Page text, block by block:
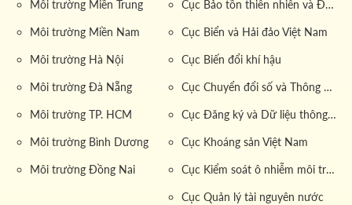
1.2 Dịch vụ cải tạo & sửa chữa nhà toàn
diện
Cải tạo và sửa chữa nhà không chỉ là việc nâng cấp,
điều chỉnh kích thước hay kết cấu ngôi nhà mà còn là
sống thoáng đãng và thoải mái hơn. Công việc này đòi
hỏi đơn vị thi công phải có đầy đủ kiến thức chuyên
Môi trường Miền Trung
Môi trường Miền Nam
Môi trường Hà Nội
Môi trường Đà Nẵng
Môi trường TP. HCM
Môi trường Bình Dương
Môi trường Đồng Nai
Cục Bảo tồn thiên nhiên và Đa dạng sinh học
Cục Biển và Hải đảo Việt Nam
Cục Biến đổi khí hậu
Cục Chuyển đổi số và Thông tin dữ liệu tài nguyên môi trường
Cục Đăng ký và Dữ liệu thông tin đất đai
Cục Khoáng sản Việt Nam
Cục Kiểm soát ô nhiễm môi trường
Cục Quản lý tài nguyên nước